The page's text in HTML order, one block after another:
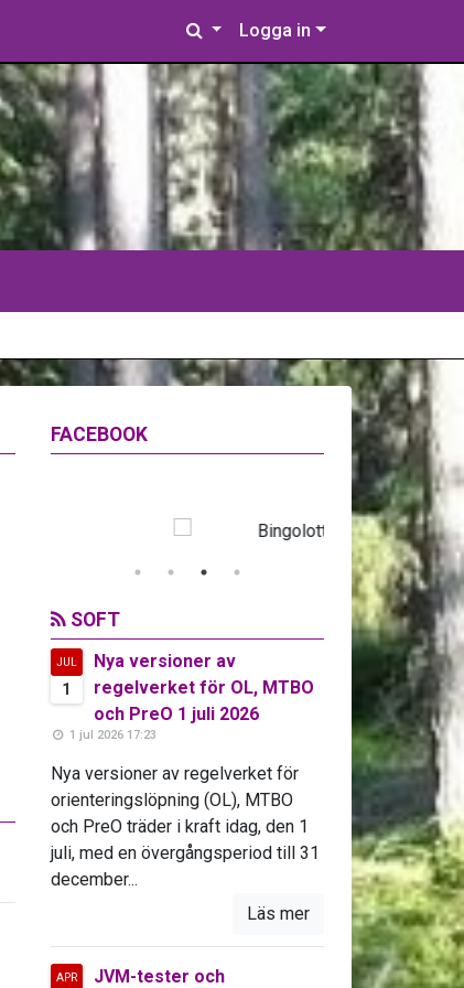
Logga in
FACEBOOK
SOFT
JUL
1
Nya versioner av
regelverket för OL, MTBO
och PreO 1 juli 2026
1 jul 2026 17:23
Nya versioner av regelverket för
orienteringslöpning (OL), MTBO
och PreO träder i kraft idag, den 1
juli, med en övergångsperiod till 31
december...
Läs mer
APR
JVM-tester och